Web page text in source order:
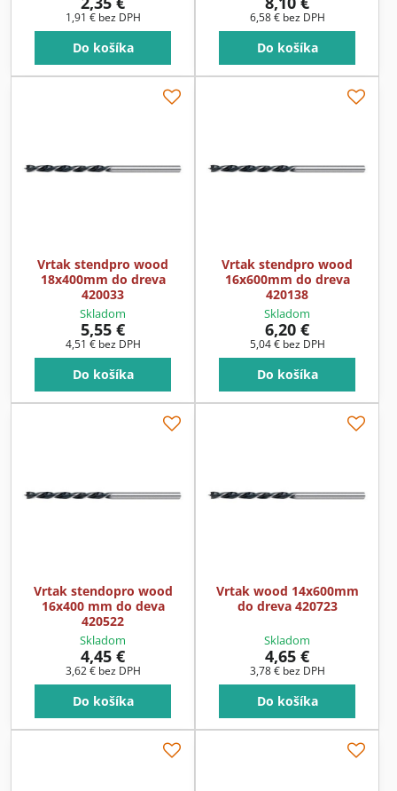
1,91 € bez DPH
Do košíka
6,58 € bez DPH
Do košíka
Vrtak stendpro wood
18x400mm do dreva
420033
Skladom
5,55 €
4,51 € bez DPH
Do košíka
Vrtak stendpro wood
16x600mm do dreva
420138
Skladom
6,20 €
5,04 € bez DPH
Do košíka
Vrtak stendopro wood
16x400 mm do deva
420522
Skladom
4,45 €
3,62 € bez DPH
Do košíka
Vrtak wood 14x600mm
do dreva 420723
Skladom
4,65 €
3,78 € bez DPH
Do košíka